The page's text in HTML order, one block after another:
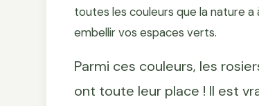
toutes les couleurs que la nature
embellir vos espaces verts.
Parmi ces couleurs, les
ont toute leur place ! Il est